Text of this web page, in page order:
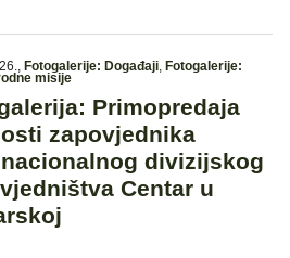
, Fotogalerije: Događaji, Fotogalerije:
misije
Primopredaja
zapovjednika
divizijskog
Centar u